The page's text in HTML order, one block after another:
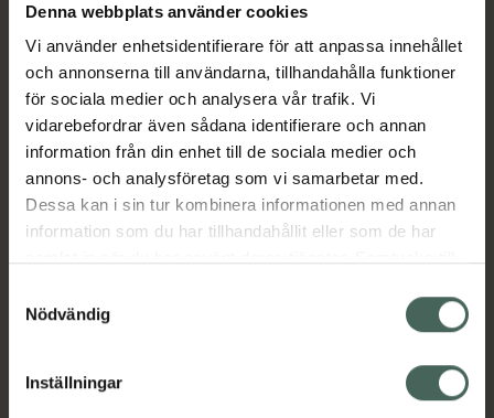
Denna webbplats använder cookies
Vi använder enhetsidentifierare för att anpassa innehållet
och annonserna till användarna, tillhandahålla funktioner
för sociala medier och analysera vår trafik. Vi
vidarebefordrar även sådana identifierare och annan
information från din enhet till de sociala medier och
annons- och analysföretag som vi samarbetar med.
Dessa kan i sin tur kombinera informationen med annan
information som du har tillhandahållit eller som de har
återkalla ditt samtycke via webbplatsens
cookieinställningar. Ett återkallat samtycke påverkar inte
lagligheten av behandling som skett innan återkallelsen.
Nödvändig
Inställningar
Aktuella erbjudanden
Beskrivning
EAN:05099151928214
Bipacksedel från FASS Visa
Kronans Apotek finns här för dig. Du hittar oss från Skåne i